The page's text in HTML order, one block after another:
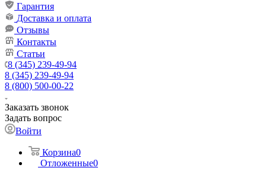
Гарантия
Доставка и оплата
Отзывы
Контакты
Статьи
8 (345) 239-49-94
8 (345) 239-49-94
8 (800) 500-00-22
Заказать звонок
Задать вопрос
Войти
Корзина0
Отложенные0